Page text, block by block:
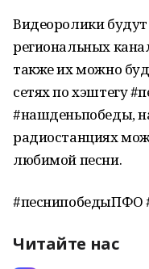
Видеоролики
региональных
также их можно
сетях по хэштегу
#нашденьпобеды,
радиостанциях
любимой песни.
#песнипобедыПФО
Читайте нас